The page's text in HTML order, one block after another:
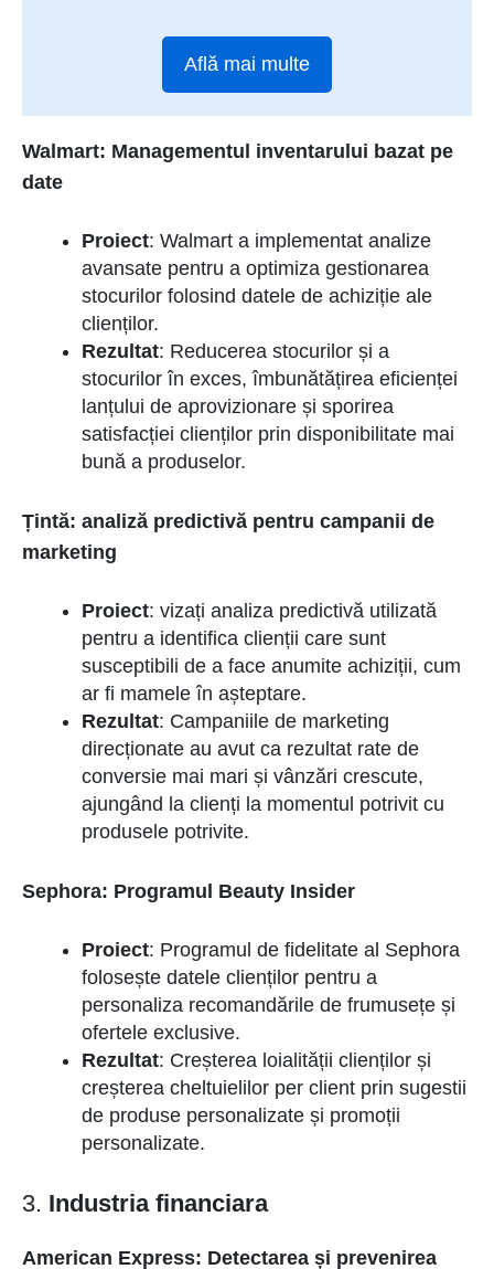
Află mai multe
Walmart: Managementul inventarului bazat pe
date
Proiect: Walmart a implementat analize
avansate pentru a optimiza gestionarea
stocurilor folosind datele de achiziție ale
clienților.
Rezultat: Reducerea stocurilor și a
stocurilor în exces, îmbunătățirea eficienței
lanțului de aprovizionare și sporirea
satisfacției clienților prin disponibilitate mai
bună a produselor.
Țintă: analiză predictivă pentru campanii de
marketing
Proiect: vizați analiza predictivă utilizată
pentru a identifica clienții care sunt
susceptibili de a face anumite achiziții, cum
ar fi mamele în așteptare.
Rezultat: Campaniile de marketing
direcționate au avut ca rezultat rate de
conversie mai mari și vânzări crescute,
ajungând la clienți la momentul potrivit cu
produsele potrivite.
Sephora: Programul Beauty Insider
Proiect: Programul de fidelitate al Sephora
folosește datele clienților pentru a
personaliza recomandările de frumusețe și
ofertele exclusive.
Rezultat: Creșterea loialității clienților și
creșterea cheltuielilor per client prin sugestii
de produse personalizate și promoții
personalizate.
3. Industria financiara
American Express: Detectarea și prevenirea